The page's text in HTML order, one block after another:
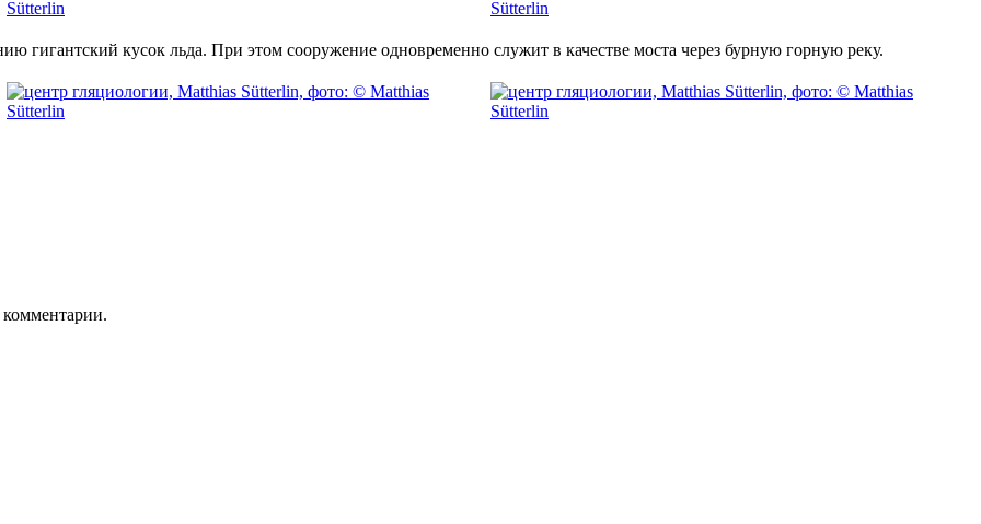
гигантский кусок льда. При этом сооружение одновременно служит в качестве моста через бурную горную реку.
комментарии.